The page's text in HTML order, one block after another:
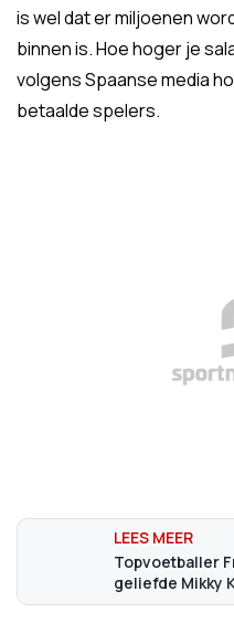
is wel dat er miljoenen
binnen is. Hoe hoger je
volgens Spaanse media
betaalde spelers.
Topvoetballer
geliefde Mikky